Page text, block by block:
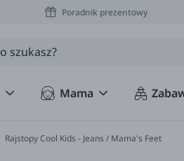
Poradnik prezentowy
Mama
Rajstopy Cool Kids - Jeans / Mama's Feet